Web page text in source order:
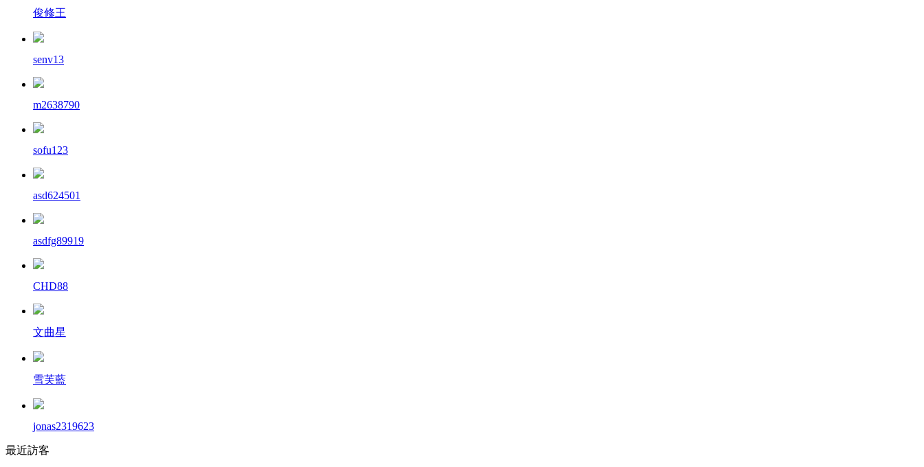
俊修王
senv13
m2638790
sofu123
asd624501
asdfg89919
CHD88
文曲星
雪芙藍
jonas2319623
最近訪客